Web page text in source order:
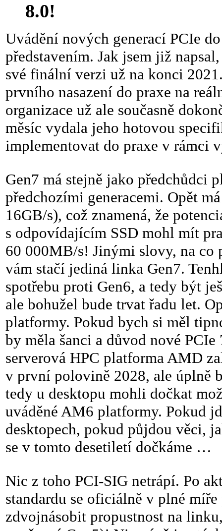
8.0!
Uvádění nových generací PCIe
představením. Jak jsem již
své finální verzi už na konci
prvního nasazení do praxe na
organizace už ale současně
měsíc vydala jeho hotovou
implementovat do praxe v rámci
Gen7 má stejně jako předchůdci
předchozími generacemi. Opět
16GB/s), což znamená, že
s odpovídajícím SSD mohl mít
60 000MB/s! Jinými slovy, na co
vám stačí jediná linka Gen7.
spotřebu proti Gen6, a tedy být
ale bohužel bude trvat řadu let.
platformy. Pokud bych si měl
by měla šanci a důvod nové
serverová HPC platforma AMD
v první polovině 2028, ale úplně
tedy u desktopu mohli dočkat
uváděné AM6 platformy. Pokud
desktopech, pokud půjdou věci,
se v tomto desetiletí dočkáme …
Nic z toho PCI-SIG netrápí. Po
standardu se oficiálně v plné
zdvojnásobit propustnost na